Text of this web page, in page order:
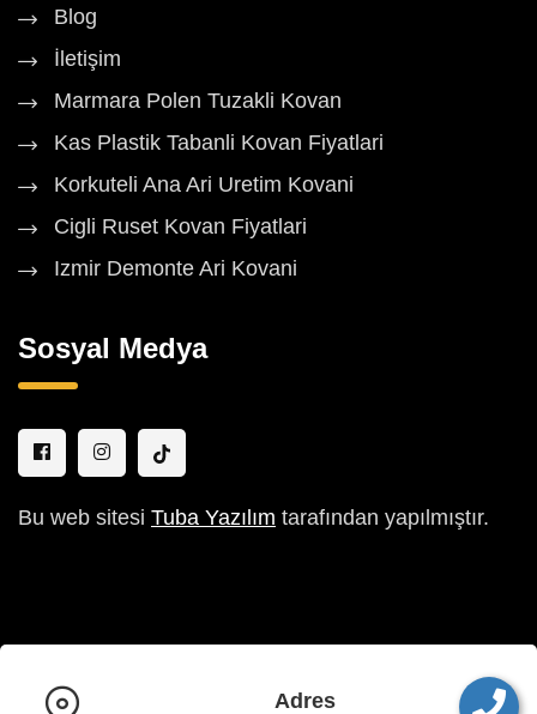
Blog
İletişim
Marmara Polen Tuzakli Kovan
Kas Plastik Tabanli Kovan Fiyatlari
Korkuteli Ana Ari Uretim Kovani
Cigli Ruset Kovan Fiyatlari
Izmir Demonte Ari Kovani
Sosyal Medya
Bu web sitesi Tuba Yazılım tarafından yapılmıştır.
Adres